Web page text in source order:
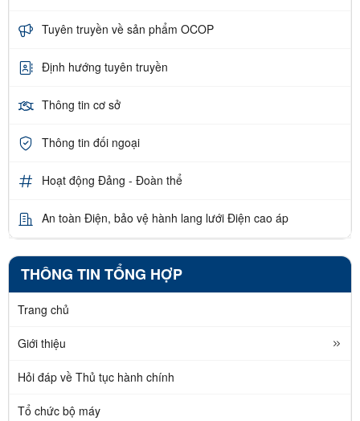
Tuyên truyền về sản phẩm OCOP
Định hướng tuyên truyền
Thông tin cơ sở
Thông tin đối ngoại
Hoạt động Đảng - Đoàn thể
An toàn Điện, bảo vệ hành lang lưới Điện cao áp
THÔNG TIN TỔNG HỢP
Trang chủ
Giới thiệu
Hỏi đáp về Thủ tục hành chính
Tổ chức bộ máy